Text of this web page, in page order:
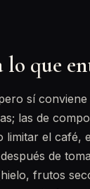
que
sí
las de
limitar el café,
de
frutos